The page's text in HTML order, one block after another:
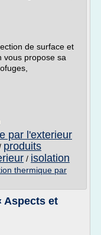
de surface et
vous propose sa
par l'exterieur
produits
/ isolation
thermique par
Aspects et